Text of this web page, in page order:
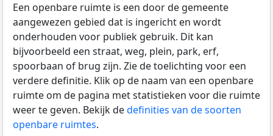
Een openbare ruimte is een door de gemeente
aangewezen gebied dat is ingericht en wordt
onderhouden voor publiek gebruik. Dit kan
bijvoorbeeld een straat, weg, plein, park, erf,
spoorbaan of brug zijn. Zie de toelichting voor een
verdere definitie. Klik op de naam van een openbare
ruimte om de pagina met statistieken voor die ruimte
weer te geven. Bekijk dedefinities van de soorten
openbare ruimtes.